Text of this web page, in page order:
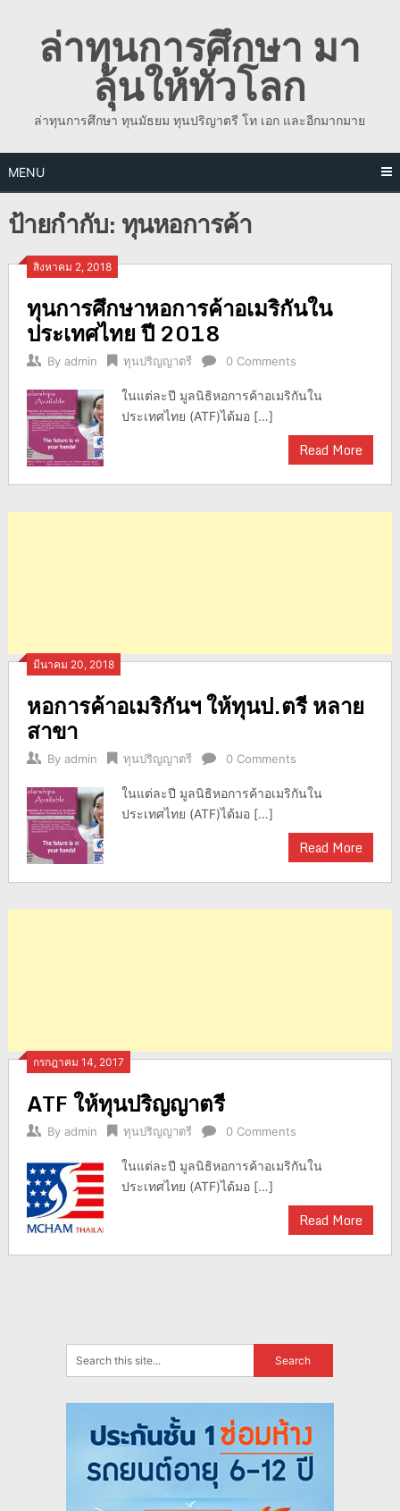
contentล่าทุนการศึกษา มา
ลุ้นให้ทั่วโลก
ล่าทุนการศึกษา ทุนมัธยม ทุนปริญาตรี โท เอก และอีกมากมาย
MENU
ป้ายกำกับ:ทุนหอการค้า
สิงหาคม 2, 2018
ทุนการศึกษาหอการค้าอเมริกันใน
ประเทศไทย ปี 2018
By admin ทุนปริญญาตรี 0 Comments
ในแต่ละปี มูลนิธิหอการค้าอเมริกันใน
ประเทศไทย (ATF)ได้มอ […]
Read More
มีนาคม 20, 2018
หอการค้าอเมริกันฯ ให้ทุนป.ตรี หลาย
สาขา
By admin ทุนปริญญาตรี 0 Comments
ในแต่ละปี มูลนิธิหอการค้าอเมริกันใน
ประเทศไทย (ATF)ได้มอ […]
Read More
กรกฎาคม 14, 2017
ATF ให้ทุนปริญญาตรี
By admin ทุนปริญญาตรี 0 Comments
ในแต่ละปี มูลนิธิหอการค้าอเมริกันใน
ประเทศไทย (ATF)ได้มอ […]
Read More